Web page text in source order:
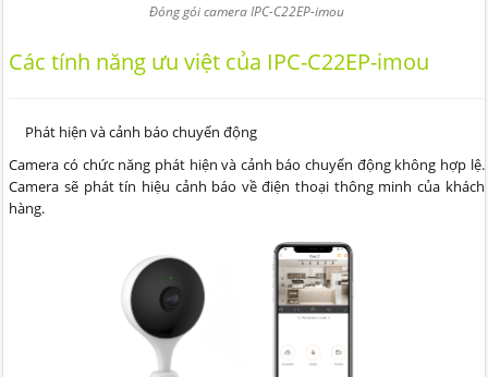
Đóng gói camera IPC-C22EP-imou
Các tính năng ưu việt của IPC-C22EP-imou
Phát hiện và cảnh báo chuyển động
Camera có chức năng phát hiện và cảnh báo chuyển động không hợp lệ.
Camera sẽ phát tín hiệu cảnh báo về điện thoại thông minh của khách
hàng.